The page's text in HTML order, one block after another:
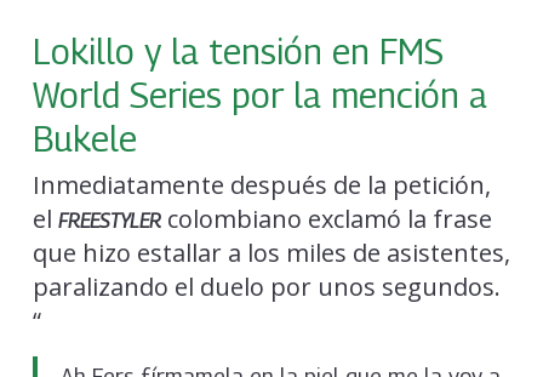
Lokillo y la tensión en FMS
World Series por la mención a
Bukele
Inmediatamente después de la petición,
el FREESTYLERcolombiano exclamó la frase
que hizo estallar a los miles de asistentes,
paralizando el duelo por unos segundos.
“